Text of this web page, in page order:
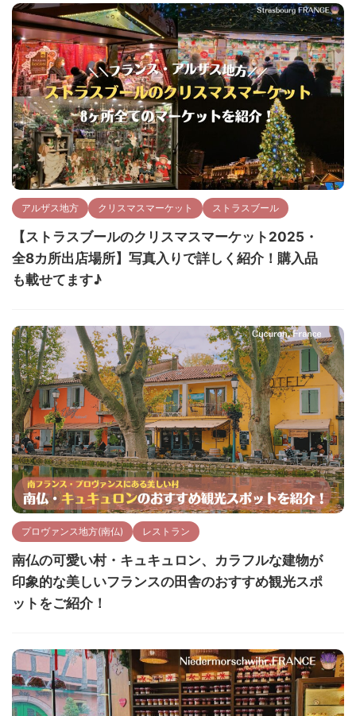
アルザス地方 クリスマスマーケット ストラスブール
【ストラスブールのクリスマスマーケット2025・
全8カ所出店場所】写真入りで詳しく紹介！購入品
も載せてます♪
プロヴァンス地方(南仏) レストラン
南仏の可愛い村・キュキュロン、カラフルな建物が
印象的な美しいフランスの田舎のおすすめ観光スポ
ットをご紹介！